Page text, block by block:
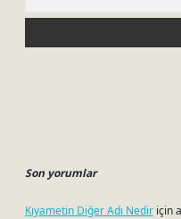
Son yorumlar
Kıyametin Diğer Adı Nedir için